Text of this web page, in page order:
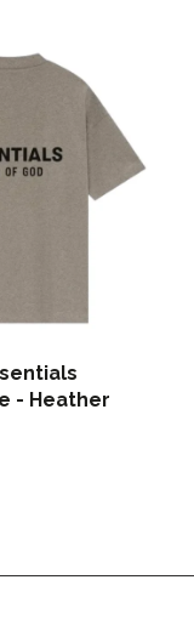
- Heather